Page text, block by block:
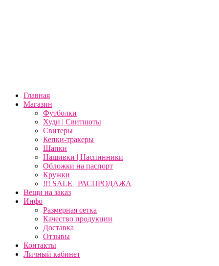
Главная
Магазин
Футболки
Худи | Свитшоты
Свитеры
Кепки-тракеры
Шапки
Нашивки | Наспинники
Обложки на паспорт
Кружки
!!! SALE | РАСПРОДАЖА
Вещи на заказ
Инфо
Размерная сетка
Качество продукции
Доставка
Отзывы
Контакты
Личный кабинет